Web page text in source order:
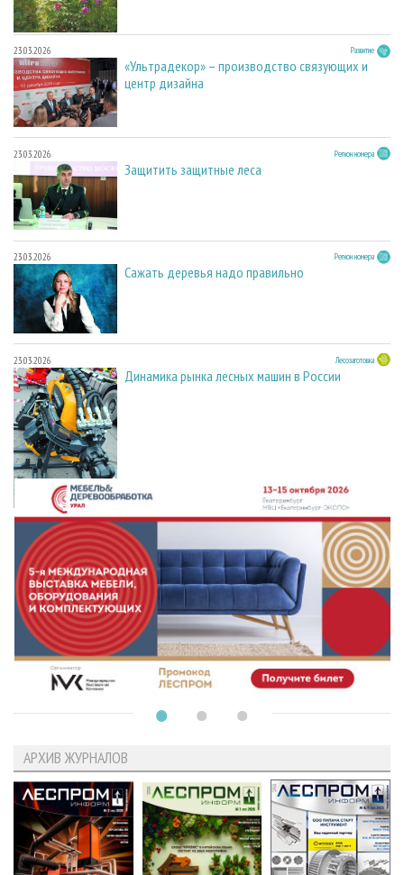
23.03.2026 Развитие
«Ультрадекор» – производство связующих и
центр дизайна
23.03.2026 Регион номера
Защитить защитные леса
23.03.2026 Регион номера
Сажать деревья надо правильно
23.03.2026 Лесозаготовка
Динамика рынка лесных машин в России
АРХИВ ЖУРНАЛОВ